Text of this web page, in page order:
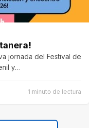
jornada del Festival de
y…
1 minuto de lectura